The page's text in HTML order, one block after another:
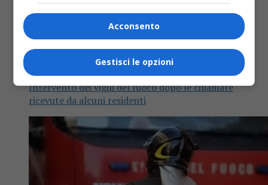
Paura per una perdita di gas gpl a
Netro
Intervento dei vigili del fuoco dopo le chiamate
ricevute da alcuni residenti
Acconsento
Gestisci le opzioni